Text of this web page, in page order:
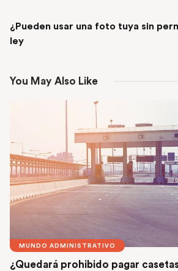
¿Pueden usar una foto tuya sin
ley
You May Also Like
MUNDO ADMINISTRATIVO
¿Quedará prohibido pagar